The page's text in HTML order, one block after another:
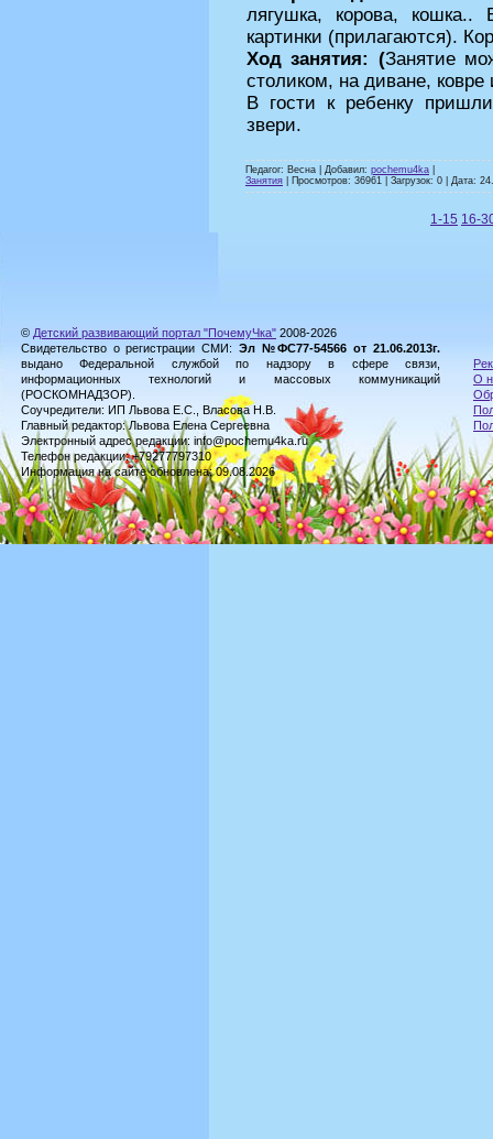
лягушка, корова, кошка..
картинки (прилагаются).
Ход занятия: (Занятие
столиком, на диване, ковре
В гости к ребенку
звери.
Педагог: Весна | Добавил: pochemu4ka
Занятия | Просмотров: 36961 | Загрузок: 0 | Дата:
1-15 16-
© Детский развивающий портал "ПочемуЧка" 2008-2026
Свидетельство о регистрации СМИ: Эл №ФС77-54566 от 21.06.2013г.
выдано Федеральной службой по надзору в сфере связи,
информационных технологий и массовых коммуникаций
(РОСКОМНАДЗОР).
Соучредители: ИП Львова Е.С., Власова Н.В.
Главный редактор: Львова Елена Сергеевна
Электронный адрес редакции: info@pochemu4ka.ru
Телефон редакции: +79277797310
Информация на сайте обновлена: 09.08.2026
О